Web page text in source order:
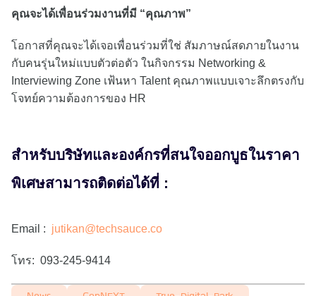
คุณจะได้เพื่อนร่วมงานที่มี “คุณภาพ”
โอกาสที่คุณจะได้เจอเพื่อนร่วมที่ใช่ สัมภาษณ์สดภายในงาน
กับคนรุ่นใหม่แบบตัวต่อตัว ในกิจกรรม Networking &
Interviewing Zone เฟ้นหา Talent คุณภาพแบบเจาะลึกตรงกับ
โจทย์ความต้องการของ HR
สำหรับบริษัทและองค์กรที่สนใจออกบูธในราคา
พิเศษสามารถติดต่อได้ที่ :
Email : jutikan@techsauce.co
โทร: 093-245-9414